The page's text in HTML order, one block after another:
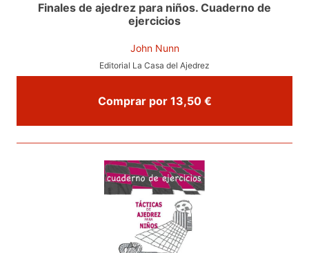
Finales de ajedrez para niños. Cuaderno de
ejercicios
John Nunn
Editorial La Casa del Ajedrez
Comprar por 13,50 €